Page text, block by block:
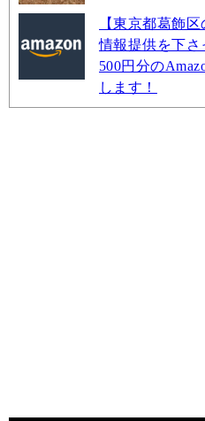
【東京都葛飾
情報提供を下さ
500円分の
します！